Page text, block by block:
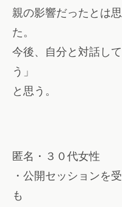
親の影響だったとは
た。
今後、自分と対話し
う」
と思う。
匿名・３０代女性
・公開セッションを
も